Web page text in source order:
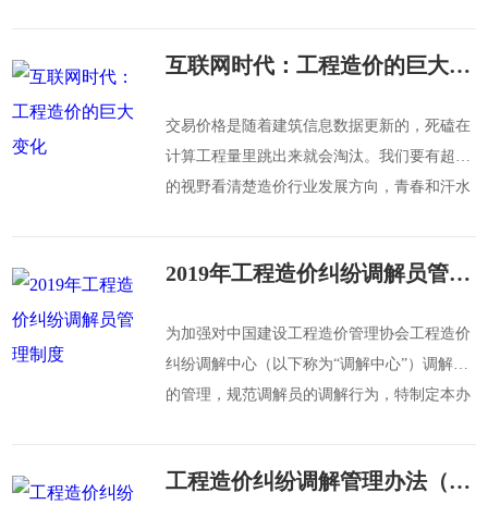
互联网时代：工程造价的巨大变化
交易价格是随着建筑信息数据更新的，死磕在
计算工程量里跳出来就会淘汰。我们要有超前
的视野看清楚造价行业发展方向，青春和汗水
2019年工程造价纠纷调解员管理制度
为加强对中国建设工程造价管理协会工程造价
纠纷调解中心（以下称为“调解中心”）调解员
的管理，规范调解员的调解行为，特制定本办
工程造价纠纷调解管理办法（试行）